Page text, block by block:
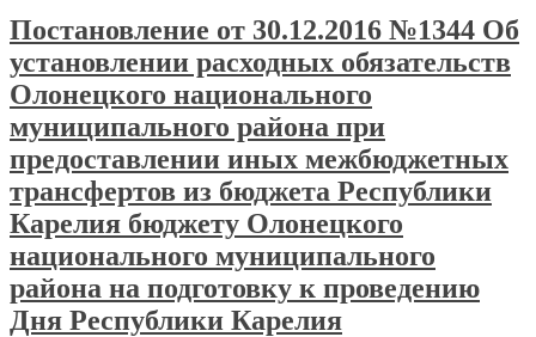
Постановление от 30.12.2016 №1344 Об
установлении расходных обязательств
Олонецкого национального
муниципального района при
предоставлении иных межбюджетных
трансфертов из бюджета Республики
Карелия бюджету Олонецкого
национального муниципального
района на подготовку к проведению
Дня Республики Карелия